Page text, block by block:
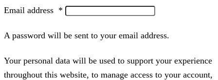
Email address *
A password will be sent to your email address.
Your personal data will be used to support your experience
throughout this website, to manage access to your account,